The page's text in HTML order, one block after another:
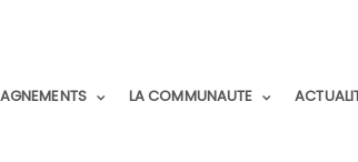
LA COMMUNAUTE